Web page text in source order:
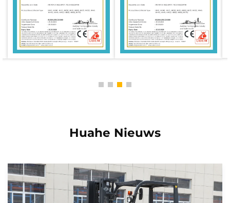
Wereldwijd servicenetwerkondersteuning
Huahe-producten zijn geëxporteerd naar meer dan
130 landen en regio’s. We hebben zowel
binnenlandse als internationale, volwassen verkoop-
en servicestructuren opgezet, waarmee gebruikers
tijdige technische ondersteuning, levering van
magazijn-efficiëntie en het stimuleren van de
productiemagazijnlogistiek of logistiek door derden:
Huahe biedt u professionele, efficiënte en duurzame
material handling-oplossingen.
U kunt meer informatie over productdetails en
Huahe Nieuws